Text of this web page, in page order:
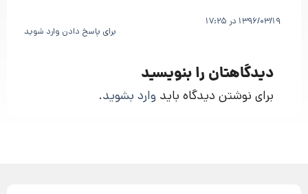
1396/03/19 در 17:25
برای پاسخ دادن وارد شوید
دیدگاهتان را بنویسید
برای نوشتن دیدگاه باید وارد بشوید.